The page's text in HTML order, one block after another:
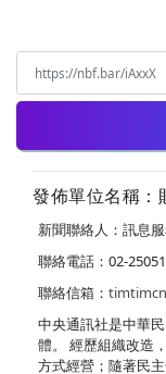
發佈單位名稱：
新聞聯絡人：訊息
聯絡電話：02-
聯絡信箱：
中央通訊社是中華
體。 經歷組織改造
方式經營；隨著民